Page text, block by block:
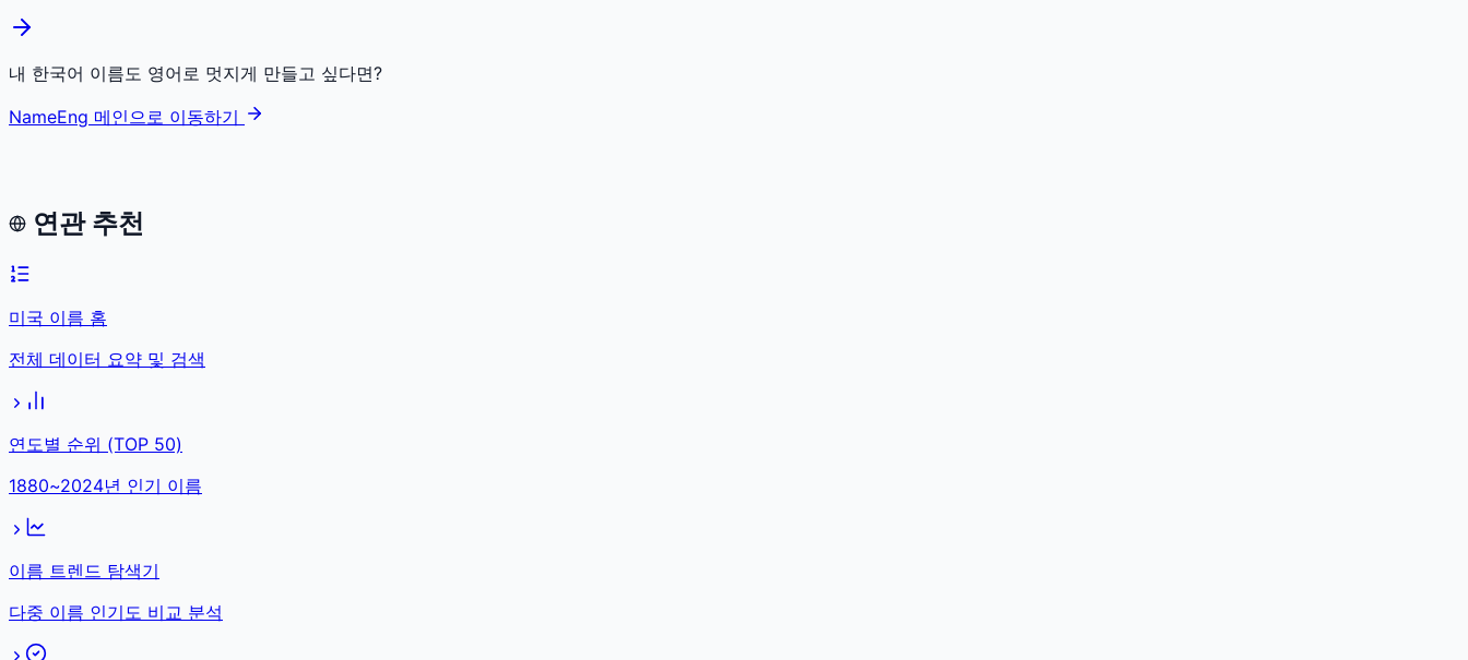
내 한국어 이름도 영어로 멋지게 만들고 싶다면?
NameEng 메인으로 이동하기
연관 추천
미국 이름 홈
전체 데이터 요약 및 검색
연도별 순위 (TOP 50)
1880~2024년 인기 이름
이름 트렌드 탐색기
다중 이름 인기도 비교 분석